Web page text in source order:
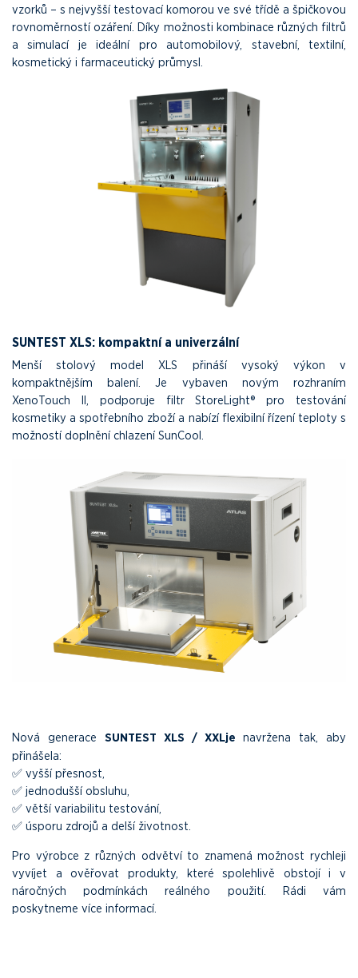
vzorků – s nejvyšší testovací komorou ve své třídě a špičkovou
rovnoměrností ozáření. Díky možnosti kombinace různých filtrů
a simulací je ideální pro automobilový, stavební, textilní,
kosmetický i farmaceutický průmysl.
SUNTEST XLS: kompaktní a univerzální
Menší stolový model XLS přináší vysoký výkon v
kompaktnějším balení. Je vybaven novým rozhraním
XenoTouch II, podporuje filtr StoreLight® pro testování
kosmetiky a spotřebního zboží a nabízí flexibilní řízení teploty s
možností doplnění chlazení SunCool.
Nová generace SUNTEST XLS / XXLje navržena tak, aby
přinášela:
✅ vyšší přesnost,
✅ jednodušší obsluhu,
✅ větší variabilitu testování,
✅ úsporu zdrojů a delší životnost.
Pro výrobce z různých odvětví to znamená možnost rychleji
vyvíjet a ověřovat produkty, které spolehlivě obstojí i v
náročných podmínkách reálného použití. Rádi vám
poskytneme více informací.